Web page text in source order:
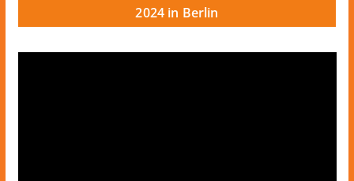
2024 in Berlin